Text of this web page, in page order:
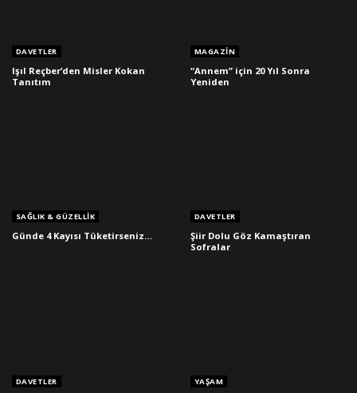
DAVETLER
Işıl Reçber’den Misler Kokan
Tanıtım
MAGAZIN
“Annem” için 20 Yıl Sonra
Yeniden
SAĞLIK & GÜZELLIK
Günde 4 Kayısı Tüketirseniz…
DAVETLER
Şiir Dolu Göz Kamaştıran
Sofralar
DAVETLER YAŞAM